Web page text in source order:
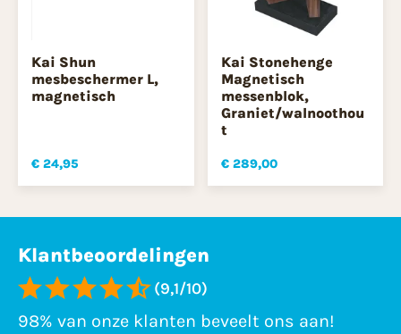
Kai Shun
mesbeschermer L,
magnetisch
€ 24,95
Kai Stonehenge
Magnetisch
messenblok,
Graniet/walnoothou
t
€ 289,00
Klantbeoordelingen
(9,1/10)
98% van onze klanten beveelt ons aan!